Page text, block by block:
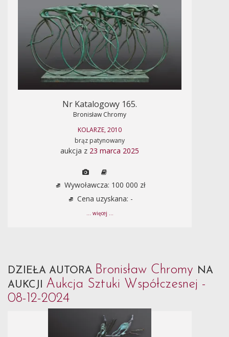
Nr Katalogowy 165.
Bronisław Chromy
KOLARZE, 2010
brąz patynowany
aukcja z 23 marca 2025
Wywoławcza: 100 000 zł
Cena uzyskana: -
... więcej ...
DZIEŁA AUTORA Bronisław Chromy NA
AUKCJI Aukcja Sztuki Współczesnej -
08-12-2024